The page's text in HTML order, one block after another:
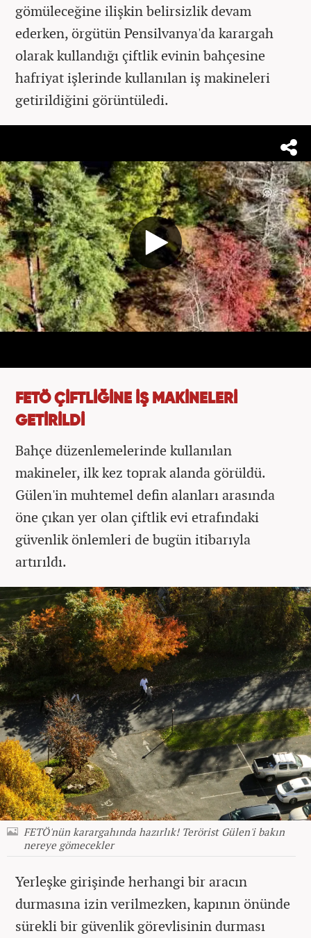
gömüleceğine ilişkin belirsizlik devam
ederken, örgütün Pensilvanya'da karargah
olarak kullandığı çiftlik evinin bahçesine
hafriyat işlerinde kullanılan iş makineleri
getirildiğini görüntüledi.
FETÖ ÇİFTLİĞİNE İŞ MAKİNELERİ
GETİRİLDİ
Bahçe düzenlemelerinde kullanılan
makineler, ilk kez toprak alanda görüldü.
Gülen'in muhtemel defin alanları arasında
öne çıkan yer olan çiftlik evi etrafındaki
güvenlik önlemleri de bugün itibarıyla
artırıldı.
FETÖ'nün karargahında hazırlık! Terörist Gülen'i bakın
nereye gömecekler
Yerleşke girişinde herhangi bir aracın
durmasına izin verilmezken, kapının önünde
sürekli bir güvenlik görevlisinin durması